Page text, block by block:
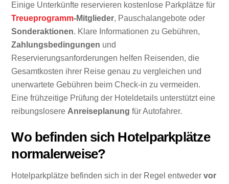
Einige Unterkünfte reservieren kostenlose Parkplätze für
Treueprogramm-Mitglieder, Pauschalangebote oder
Sonderaktionen. Klare Informationen zu Gebühren,
Zahlungsbedingungen und
Reservierungsanforderungen helfen Reisenden, die
Gesamtkosten ihrer Reise genau zu vergleichen und
unerwartete Gebühren beim Check-in zu vermeiden.
Eine frühzeitige Prüfung der Hoteldetails unterstützt eine
reibungslosereAnreiseplanung für Autofahrer.
Wo befinden sich Hotelparkplätze
normalerweise?
Hotelparkplätze befinden sich in der Regel entwedervor